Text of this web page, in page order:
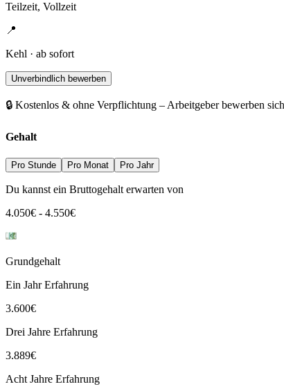
Teilzeit, Vollzeit
📍
Kehl · ab sofort
Unverbindlich bewerben
🔒 Kostenlos & ohne Verpflichtung – Arbeitgeber bewerben
Gehalt
Pro Stunde Pro Monat Pro Jahr
Du kannst ein Bruttogehalt erwarten von
4.050€ - 4.550€
Grundgehalt
Ein Jahr Erfahrung
3.600€
Drei Jahre Erfahrung
3.889€
Acht Jahre Erfahrung